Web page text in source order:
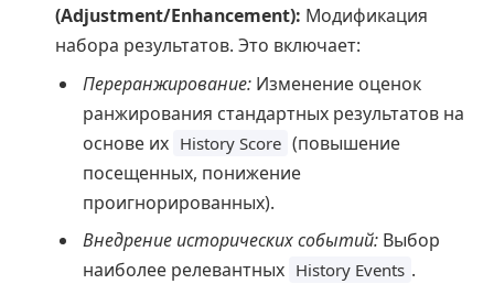
(Adjustment/Enhancement): Модификация
набора результатов. Это включает:
Переранжирование: Изменение оценок
ранжирования стандартных результатов на
основе их History Score (повышение
посещенных, понижение
проигнорированных).
Внедрение исторических событий: Выбор
наиболее релевантных History Events .